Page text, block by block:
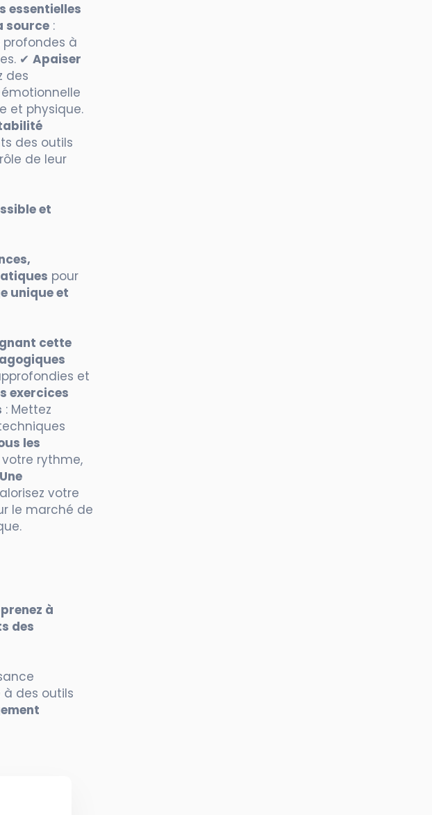
essentielles
source :
profondes à
✔ Apaiser
des
et physique.
des outils
de leur
et
pour
unique et
cette
et
exercices
: Mettez
les
rythme,
Une
votre
le marché de
à
des
des outils